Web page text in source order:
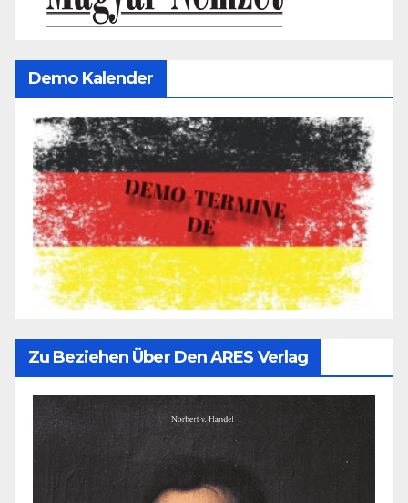
Demo Kalender
Zu Beziehen Über Den ARES Verlag